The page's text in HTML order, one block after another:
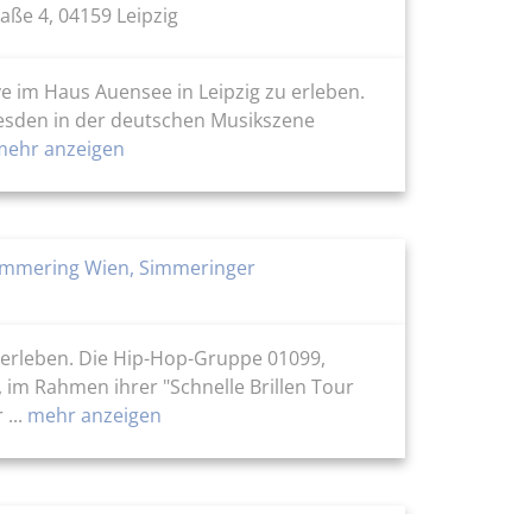
4, 04159 Leipzig
im Haus Auensee in Leipzig zu erleben.
in der deutschen Musikszene
anzeigen
Wien, Simmeringer
Die Hip-Hop-Gruppe 01099,
Rahmen ihrer "Schnelle Brillen Tour
... mehr anzeigen